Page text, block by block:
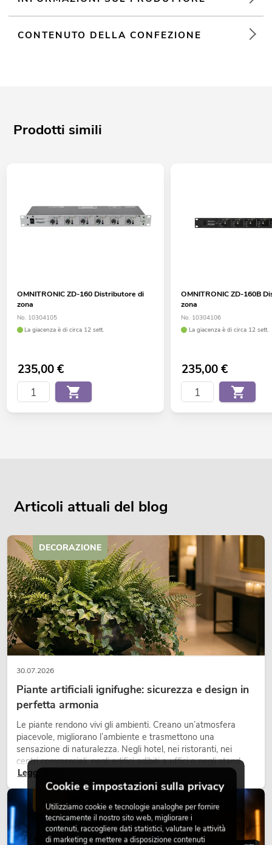
CONTENUTO DELLA CONFEZIONE
Prodotti simili
OMNITRONIC ZD-160 Distributore di
zona
No. 10304105
La giacenza è di circa 12 sett.
235,00€
OMNITRONIC ZD-160B
zona
No. 10304106
La giacenza è di circa 12 sett.
235,00€
Articoli attuali del blog
30.07.2026
Piante artificiali ignifughe: sicurezza e design in
perfetta armonia
Le piante rendono vivi gli ambienti. Creano un’atmosfera
piacevole, migliorano l’ambiente e trasmettono una
sensazione di naturalezza. Negli hotel, nei ristoranti, nei
centri commerciali, negli edifici adibiti a uffici o negli stand
fieristici, una vegetazione di alta qualità è ormai parte
integrante dei moderni progetti di arredamento.
Leggi ora
DECORAZIONE
LUCE
Cookie e impostazioni sulla privacy
Utilizziamo cookie e tecnologie analoghe per fornire
tecnicamente il nostro sito web, migliorare i
contenuti, raccogliere dati statistici, valutare le attività
di marketing e mettere a disposizione contenuti